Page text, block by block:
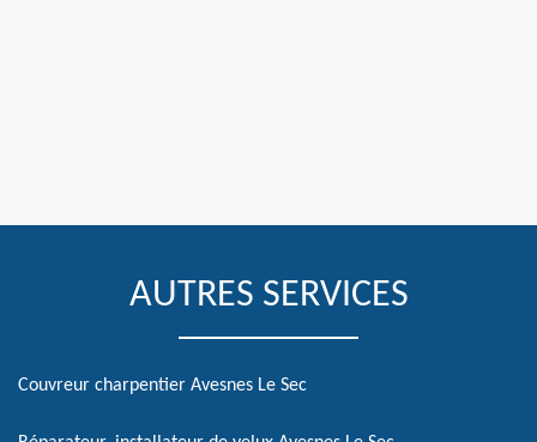
AUTRES SERVICES
Couvreur charpentier Avesnes Le Sec